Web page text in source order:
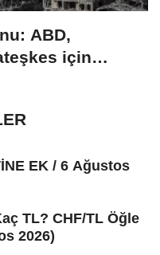
ABD,
için
EK / 6 Ağustos
TL? CHF/TL Öğle
2026)